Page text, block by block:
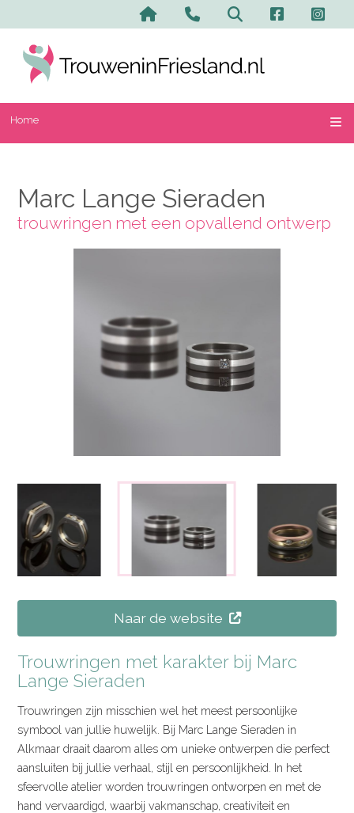
Home Contact en
Zoeken
Home
Marc Lange Sieraden
trouwringen met een opvallend ontwerp
Naar de website
Trouwringen met karakter bij Marc
Lange Sieraden
Trouwringen zijn misschien wel het meest persoonlijke
symbool van jullie huwelijk. Bij Marc Lange Sieraden in
Alkmaar draait daarom alles om unieke ontwerpen die perfect
aansluiten bij jullie verhaal, stijl en persoonlijkheid. In het
sfeervolle atelier worden trouwringen ontworpen en met de
hand vervaardigd, waarbij vakmanschap, creativiteit en